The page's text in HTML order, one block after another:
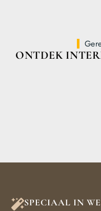
ONTDEK
SPECIAAL IN